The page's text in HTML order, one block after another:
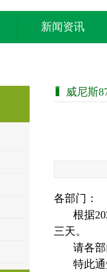
新闻资讯
威尼斯
各部门：
根据
三天。
请各
特此